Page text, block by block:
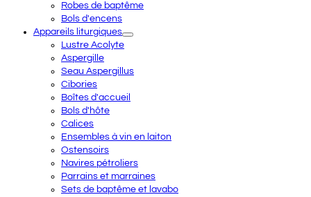
Robes de baptême
Bols d'encens
Appareils liturgiques
Lustre Acolyte
Aspergille
Seau Aspergillus
Cibories
Boîtes d'accueil
Bols d'hôte
Calices
Ensembles à vin en laiton
Ostensoirs
Navires pétroliers
Parrains et marraines
Sets de baptême et lavabo